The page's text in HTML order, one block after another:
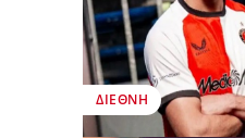
ΔΙΕΘΝΉ